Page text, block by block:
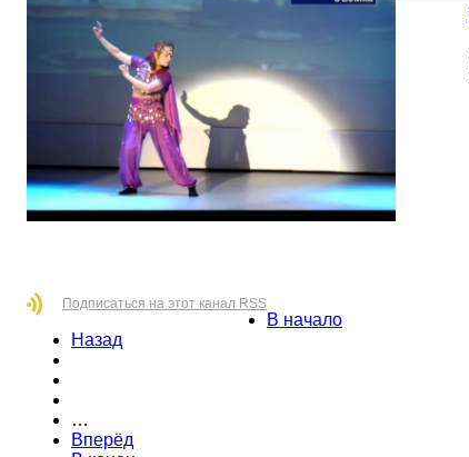
Подписаться на этот канал RSS
В начало
Назад
…
Вперёд